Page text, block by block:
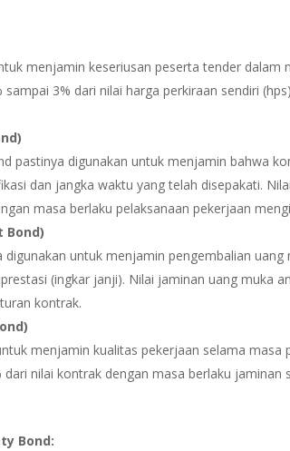
menjamin keseriusan peserta tender dalam
3% dari nilai harga perkiraan sendiri
pastinya digunakan untuk menjamin bahwa
dan jangka waktu yang telah disepakati.
masa berlaku pelaksanaan pekerjaan
Bond)
untuk menjamin pengembalian
(ingkar janji). Nilai jaminan uang muka
kontrak.
menjamin kualitas pekerjaan selama masa
nilai kontrak dengan masa berlaku jaminan
Bond: